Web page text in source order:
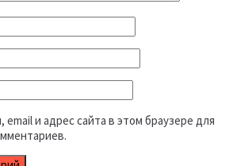
и адрес сайта в этом браузере для